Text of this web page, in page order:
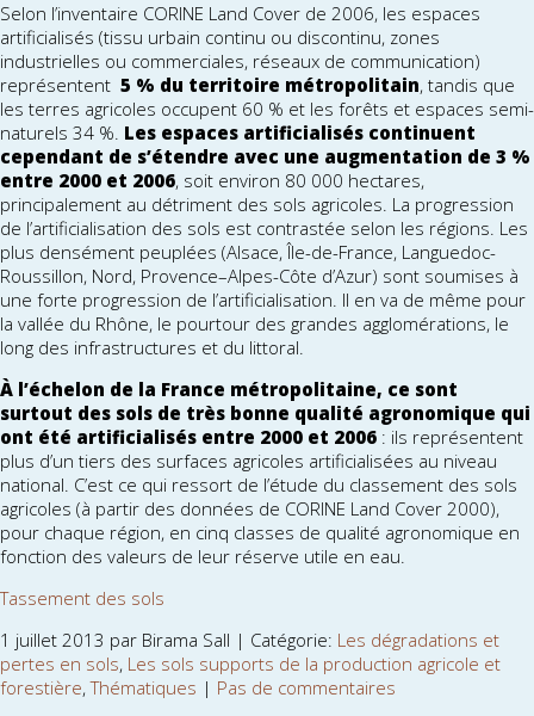
Selon l’inventaire CORINE Land Cover de 2006, les espaces
artificialisés (tissu urbain continu ou discontinu, zones
industrielles ou commerciales, réseaux de communication)
représentent 5 % du territoire métropolitain, tandis que
les terres agricoles occupent 60 % et les forêts et espaces semi-
naturels 34 %. Les espaces artificialisés continuent
cependant de s’étendre avec une augmentation de 3 %
entre 2000 et 2006, soit environ 80 000 hectares,
principalement au détriment des sols agricoles. La progression
de l’artificialisation des sols est contrastée selon les régions. Les
plus densément peuplées (Alsace, Île-de-France, Languedoc-
Roussillon, Nord, Provence–Alpes-Côte d’Azur) sont soumises à
une forte progression de l’artificialisation. Il en va de même pour
la vallée du Rhône, le pourtour des grandes agglomérations, le
long des infrastructures et du littoral.
À l’échelon de la France métropolitaine, ce sont
surtout des sols de très bonne qualité agronomique qui
ont été artificialisés entre 2000 et 2006 : ils représentent
plus d’un tiers des surfaces agricoles artificialisées au niveau
national. C’est ce qui ressort de l’étude du classement des sols
agricoles (à partir des données de CORINE Land Cover 2000),
pour chaque région, en cinq classes de qualité agronomique en
fonction des valeurs de leur réserve utile en eau.
Tassement des sols
1 juillet 2013 par Birama Sall | Catégorie: Les dégradations et
pertes en sols, Les sols supports de la production agricole et
forestière,Thématiques | Pas de commentaires